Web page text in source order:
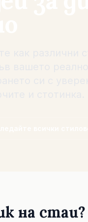
на стаи?